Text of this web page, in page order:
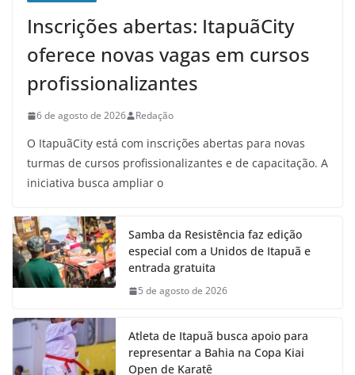
Inscrições abertas: ItapuãCity
oferece novas vagas em cursos
profissionalizantes
6 de agosto de 2026 Redação
O ItapuãCity está com inscrições abertas para novas
turmas de cursos profissionalizantes e de capacitação. A
iniciativa busca ampliar o
Samba da Resistência faz edição
especial com a Unidos de Itapuã e
entrada gratuita
5 de agosto de 2026
Atleta de Itapuã busca apoio para
representar a Bahia na Copa Kiai
Open de Karatê